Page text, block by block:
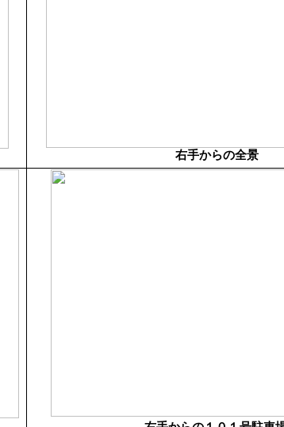
右手からの全景